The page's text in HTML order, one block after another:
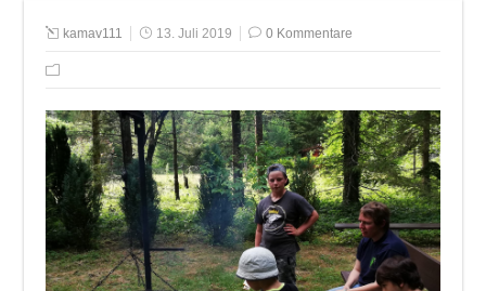
kamav111 13. Juli 2019 0 Kommentare